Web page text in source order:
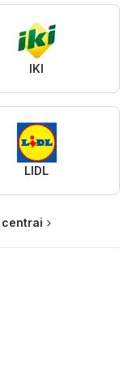
IKI
LIDL
centrai